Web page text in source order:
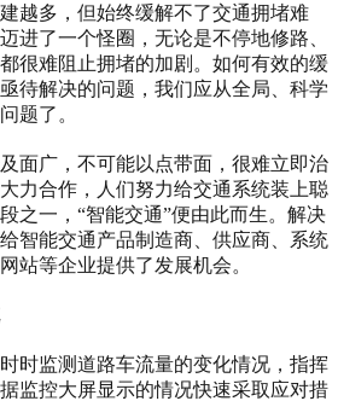
越多，但始终缓解不了交通拥堵难
进了一个怪圈，无论是不停地修路、
很难阻止拥堵的加剧。如何有效的缓
待解决的问题，我们应从全局、科学
题了。
广，不可能以点带面，很难立即治
力合作，人们努力给交通系统装上聪
之一，“智能交通”便由此而生。解决
智能交通产品制造商、供应商、系统
站等企业提供了发展机会。
监测道路车流量的变化情况，指挥
监控大屏显示的情况快速采取应对措